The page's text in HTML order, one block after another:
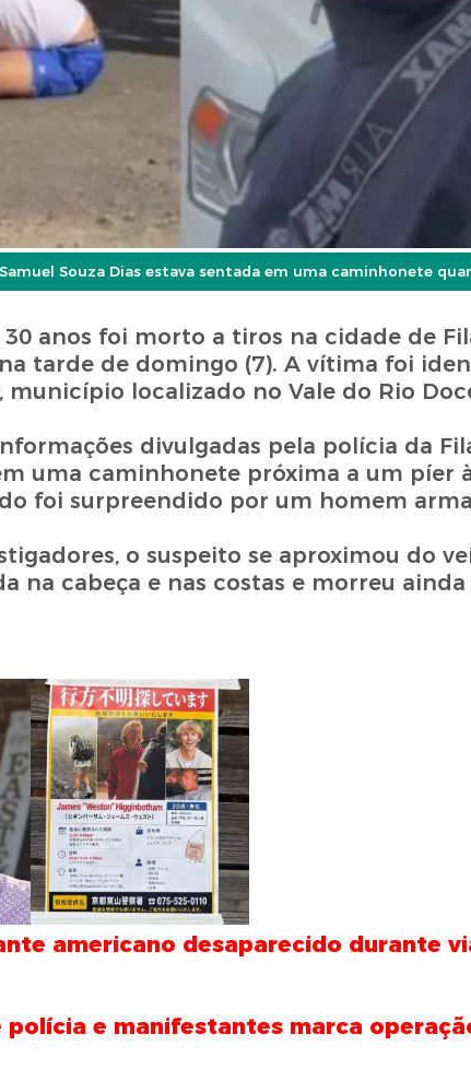
Samuel Souza Dias estava sentada em uma caminhonete
anos foi morto a tiros na cidade de
tarde de domingo (7). A vítima foi
município localizado no Vale do Rio
divulgadas pela polícia da
uma caminhonete próxima a um píer
foi surpreendido por um homem
o suspeito se aproximou do
na cabeça e nas costas e morreu
americano desaparecido durante
e manifestantes marca